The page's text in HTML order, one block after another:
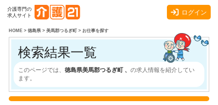
介護専門の
求人サイト
ログイン
HOME> 徳島県> 美馬郡つるぎ町> お仕事を探す
検索結果一覧
このページでは、 徳島県美馬郡つるぎ町 、 の求人情報を紹介してい
ます。